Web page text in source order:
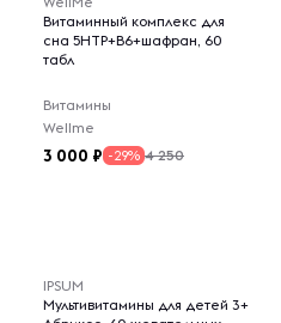
Витаминный комплекс для
сна 5НТР+В6+шафран, 60
табл
Витамины
Wellme
3 000 -29% 4 250
IPSUM
Мультивитамины для детей 3+